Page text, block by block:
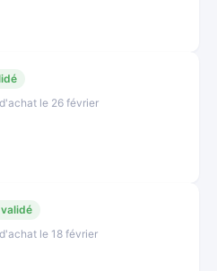
le 26 février
le 18 février